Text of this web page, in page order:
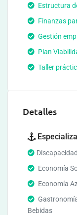
Estructura
Finanzas
Gestión
Plan
Taller
Detalles
Discapacidad
Economía
Economía
Bebidas